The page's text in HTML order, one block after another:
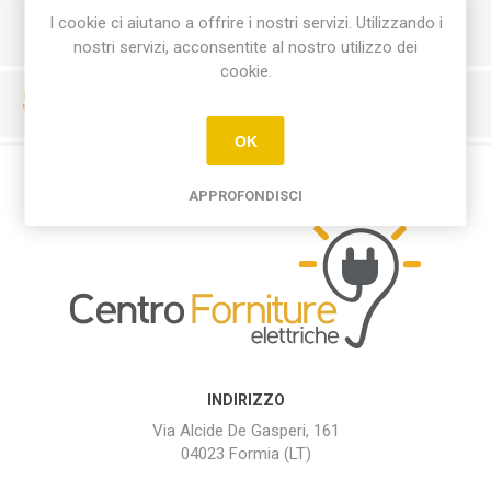
SERVIZIO CLIENTI
INDIRIZZO
Via Alcide De Gasperi, 161
04023 Formia (LT)
I cookie ci aiutano a offrire i nostri servizi. Utilizzando i
nostri servizi, acconsentite al nostro utilizzo dei
cookie.
OK
APPROFONDISCI